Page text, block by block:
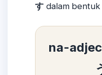
すdalam bentuk
na-